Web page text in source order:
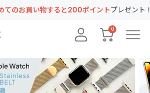
ると200ポイントプレゼント！キャンペーン
0